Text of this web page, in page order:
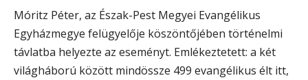
Móritz Péter, az Észak-Pest Megyei Evangélikus
Egyházmegye felügyelője köszöntőjében történelmi
távlatba helyezte az eseményt. Emlékeztetett: a két
világháború között mindössze 499 evangélikus élt itt,